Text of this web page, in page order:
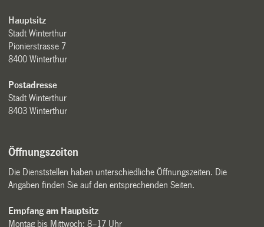
Hauptsitz
Stadt Winterthur
Pionierstrasse 7
8400 Winterthur
Postadresse
Stadt Winterthur
8403 Winterthur
Öffnungszeiten
Die Dienststellen haben unterschiedliche Öffnungszeiten. Die
Angaben finden Sie auf den entsprechenden Seiten.
Empfang am Hauptsitz
Montag bis Mittwoch: 8–17 Uhr